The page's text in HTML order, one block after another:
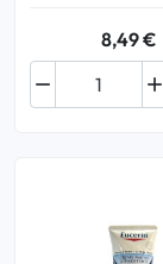
8,49 €

